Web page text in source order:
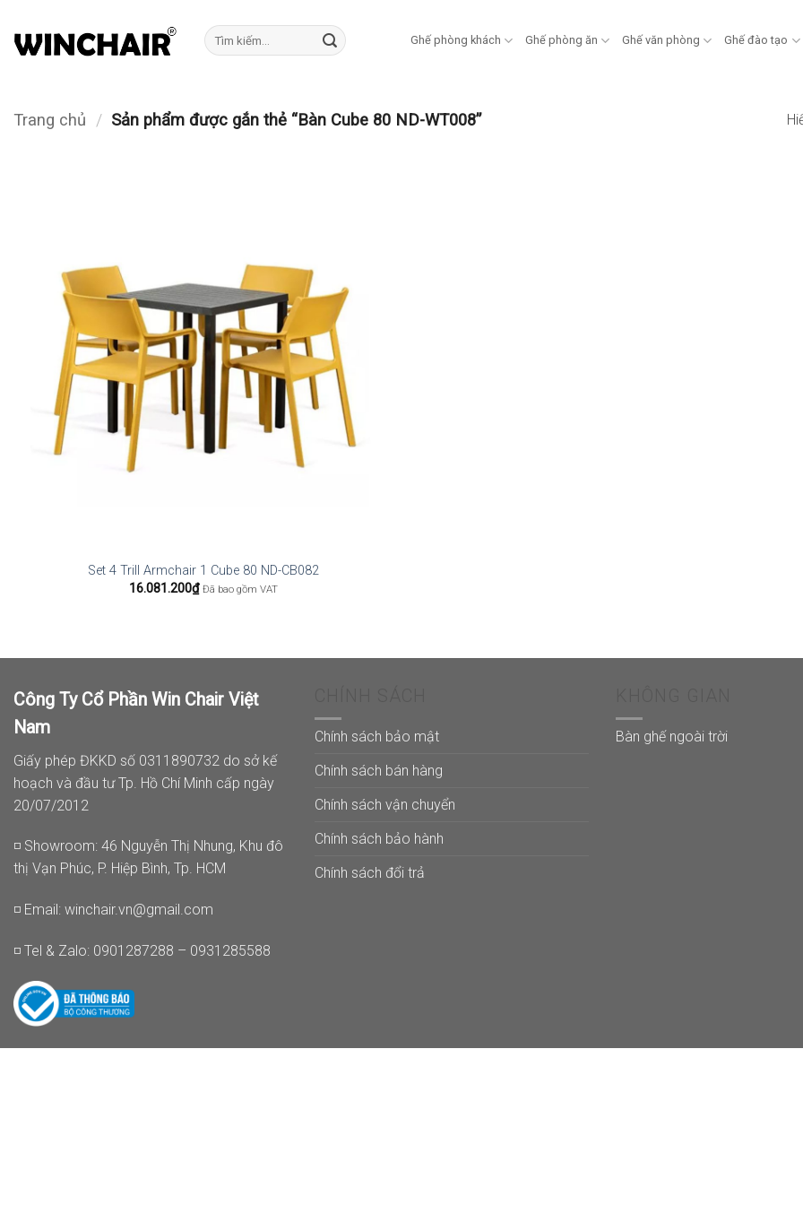
qua
Tìm
kiếm:
Ghế phòng khách Ghế phòng ăn Ghế văn phòng Ghế đào tạo
Trang chủ / Sản phẩm được gắn thẻ “Bàn Cube 80 ND-WT008”
Set 4 Trill Armchair 1 Cube 80 ND-CB082
16.081.200₫ Đã bao gồm VAT
Công Ty Cổ Phần Win Chair Việt
Nam
Giấy phép ĐKKD số 0311890732 do sở kế
hoạch và đầu tư Tp. Hồ Chí Minh cấp ngày
20/07/2012
◽ Showroom: 46 Nguyễn Thị Nhung, Khu đô
thị Vạn Phúc, P. Hiệp Bình, Tp. HCM
◽ Email: winchair.vn@gmail.com
◽ Tel & Zalo: 0901287288 – 0931285588
Chính sách bảo mật
Chính sách bán hàng
Chính sách vận chuyển
Chính sách bảo hành
Chính sách đổi trả
Bàn ghế ngoài trời